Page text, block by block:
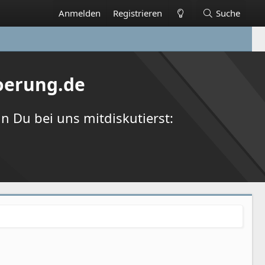
Anmelden Registrieren Suche
Du bei uns mitdiskutierst: